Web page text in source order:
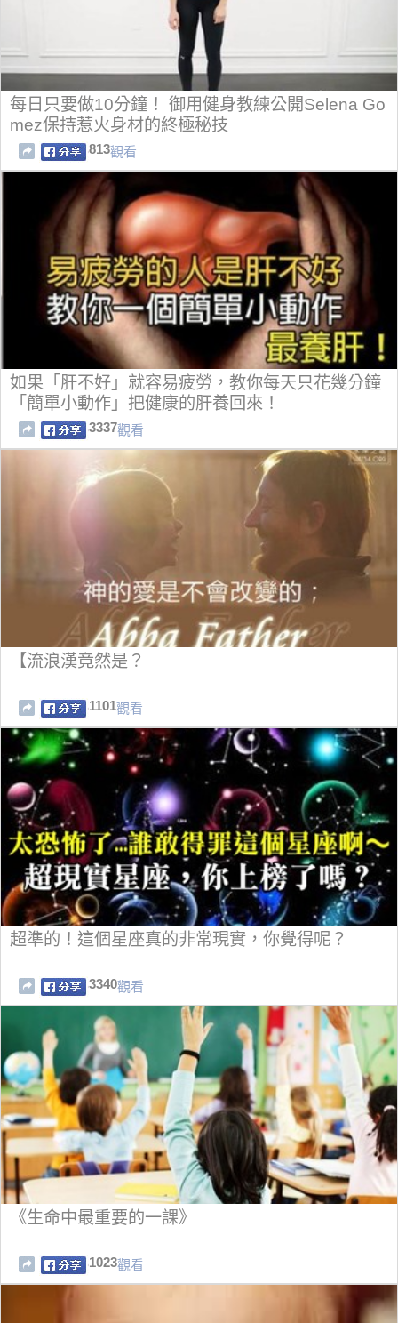
每日只要做10分鐘！ 御用健身教練公開Selena Go
mez保持惹火身材的終極秘技
813觀看
如果「肝不好」就容易疲勞，教你每天只花幾分鐘
「簡單小動作」把健康的肝養回來！
3337觀看
【流浪漢竟然是？
1101觀看
超準的！這個星座真的非常現實，你覺得呢？
3340觀看
《生命中最重要的一課》
1023觀看